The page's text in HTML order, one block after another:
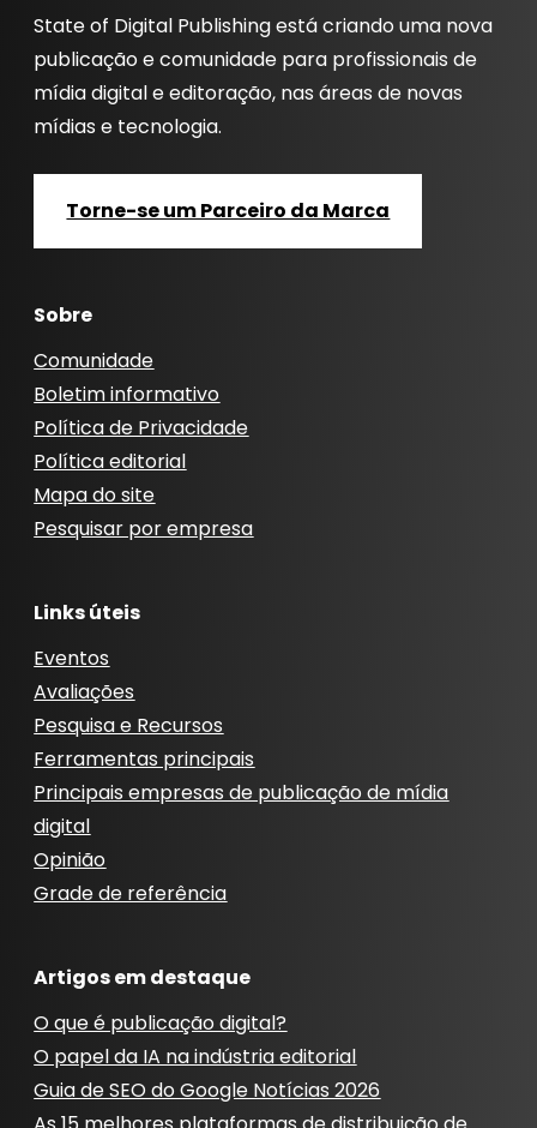
State of Digital Publishing está criando uma nova
publicação e comunidade para profissionais de
mídia digital e editoração, nas áreas de novas
mídias e tecnologia.
Torne-se um Parceiro da Marca
Sobre
Comunidade
Boletim informativo
Política de Privacidade
Política editorial
Mapa do site
Pesquisar por empresa
Links úteis
Eventos
Avaliações
Pesquisa e Recursos
Ferramentas principais
Principais empresas de publicação de mídia
digital
Opinião
Grade de referência
Artigos em destaque
O que é publicação digital?
O papel da IA ​​na indústria editorial
Guia de SEO do Google Notícias 2026